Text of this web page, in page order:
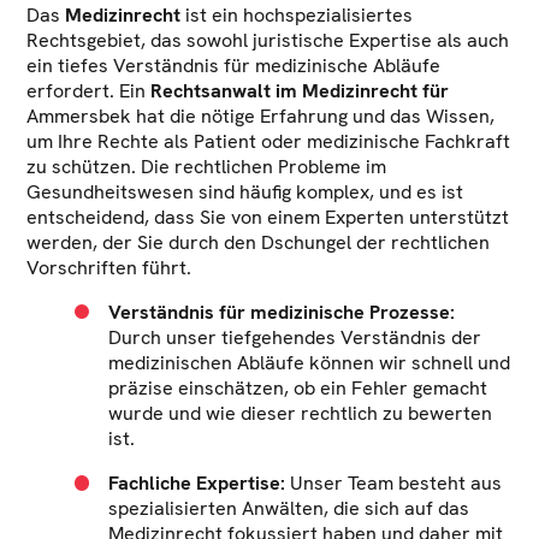
Das Medizinrecht ist ein hochspezialisiertes
Rechtsgebiet, das sowohl juristische Expertise als auch
ein tiefes Verständnis für medizinische Abläufe
erfordert. Ein Rechtsanwalt im Medizinrecht für
Ammersbek hat die nötige Erfahrung und das Wissen,
um Ihre Rechte als Patient oder medizinische Fachkraft
zu schützen. Die rechtlichen Probleme im
Gesundheitswesen sind häufig komplex, und es ist
entscheidend, dass Sie von einem Experten unterstützt
werden, der Sie durch den Dschungel der rechtlichen
Vorschriften führt.
Verständnis für medizinische Prozesse:
Durch unser tiefgehendes Verständnis der
medizinischen Abläufe können wir schnell und
präzise einschätzen, ob ein Fehler gemacht
wurde und wie dieser rechtlich zu bewerten
ist.
Fachliche Expertise: Unser Team besteht aus
spezialisierten Anwälten, die sich auf das
Medizinrecht fokussiert haben und daher mit